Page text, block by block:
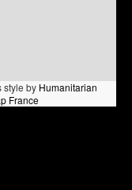
style by Humanitarian
France